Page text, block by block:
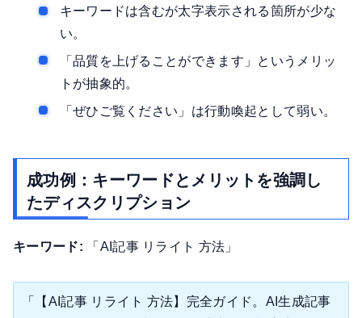
キーワードは含むが太字表示される箇所が少な
い。
「品質を上げることができます」というメリッ
トが抽象的。
「ぜひご覧ください」は行動喚起として弱い。
成功例：キーワードとメリットを強調し
たディスクリプション
キーワード: 「AI記事 リライト 方法」
「【AI記事 リライト 方法】完全ガイド。AI生成記事